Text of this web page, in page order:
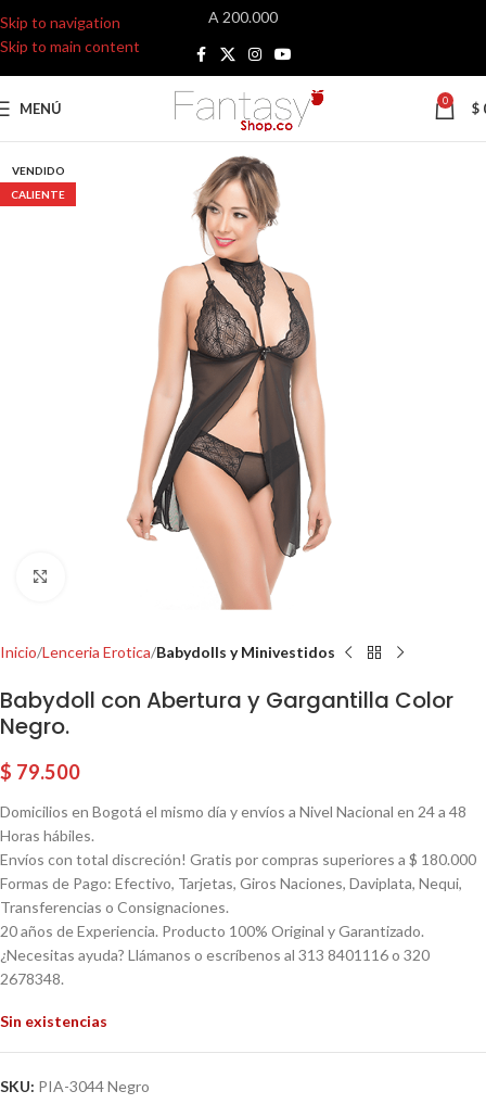
Skip to navigation
Skip to main content
MENÚ 0 $
VENDIDO
CALIENTE
Inicio Lenceria Erotica Babydolls y Minivestidos
Babydoll con Abertura y Gargantilla Color
Negro.
$ 79.500
Domicilios en Bogotá el mismo día y envíos a Nivel Nacional en 24 a 48
Horas hábiles.
Envíos con total discreción! Gratis por compras superiores a $ 180.000
Formas de Pago: Efectivo, Tarjetas, Giros Naciones, Daviplata, Nequi,
Transferencias o Consignaciones.
20 años de Experiencia. Producto 100% Original y Garantizado.
¿Necesitas ayuda? Llámanos o escríbenos al 313 8401116 o 320
2678348.
Sin existencias
SKU: PIA-3044 Negro
A 200.000